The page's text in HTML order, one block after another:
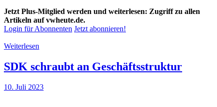
Jetzt Plus-Mitglied werden und weiterlesen: Zugriff zu allen
Artikeln auf vwheute.de.
Login für Abonnenten Jetzt abonnieren!
Weiterlesen
SDK schraubt an Geschäftsstruktur
10. Juli 2023